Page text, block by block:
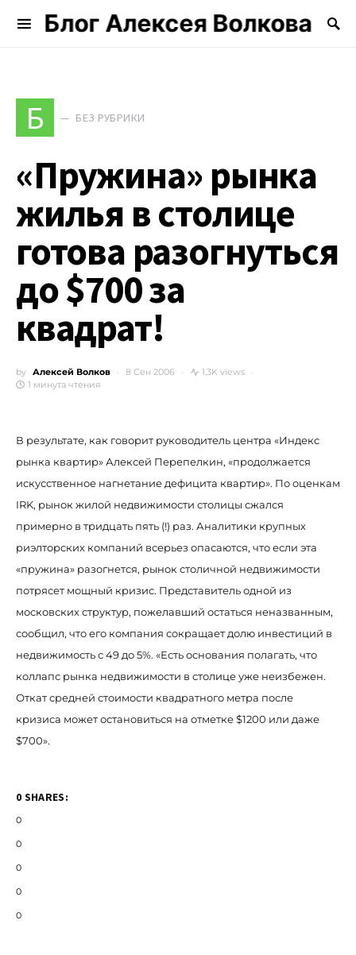
Блог Алексея Волкова
Search for:
Б БЕЗ РУБРИКИ
«Пружина» рынка
жилья в столице
готова разогнуться
до $700 за
квадрат!
by Алексей Волков 8 Сен 2006
1,3K views
1 минута чтения
В результате, как говорит руководитель центра «Индекс
рынка квартир» Алексей Перепелкин, «продолжается
искусственное нагнетание дефицита квартир». По оценкам
IRK, рынок жилой недвижимости столицы сжался
примерно в тридцать пять (!) раз. Аналитики крупных
риэлторских компаний всерьез опасаются, что если эта
«пружина» разогнется, рынок столичной недвижимости
потрясет мощный кризис. Представитель одной из
московских структур, пожелавший остаться неназванным,
сообщил, что его компания сокращает долю инвестиций в
недвижимость с 49 до 5%. «Есть основания полагать, что
коллапс рынка недвижимости в столице уже неизбежен.
Откат средней стоимости квадратного метра после
кризиса может остановиться на отметке $1200 или даже
$700».
0 SHARES:
0
0
0
0
0